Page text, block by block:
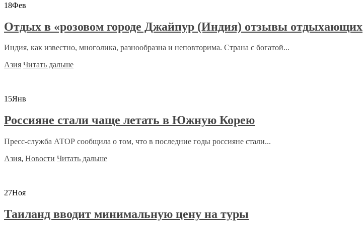
18Фев
Отдых в «розовом городе Джайпур (Индия) отзывы отдыхающих
Индия, как известно, многолика, разнообразна и неповторима. Страна с богатой...
Азия Читать дальше
15Янв
Россияне стали чаще летать в Южную Корею
Пресс-служба АТОР сообщила о том, что в последние годы россияне стали...
Азия, Новости Читать дальше
27Ноя
Таиланд вводит минимальную цену на туры